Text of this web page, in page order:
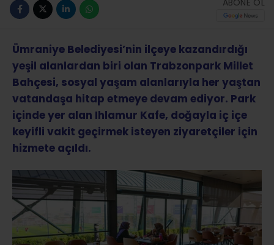
Ümraniye Belediyesi’nin ilçeye kazandırdığı
yeşil alanlardan biri olan Trabzonpark Millet
Bahçesi, sosyal yaşam alanlarıyla her yaştan
vatandaşa hitap etmeye devam ediyor. Park
içinde yer alan Ihlamur Kafe, doğayla iç içe
keyifli vakit geçirmek isteyen ziyaretçiler için
hizmete açıldı.